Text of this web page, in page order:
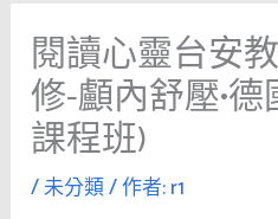
閱讀心靈台安
修-顱內舒壓•
課程班)
/未分類/ 作者:r1